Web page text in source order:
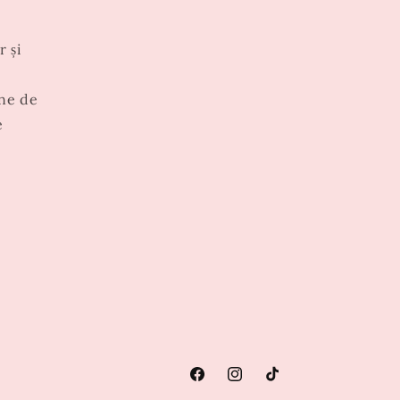
și
de
FacebookInstagramTikTok